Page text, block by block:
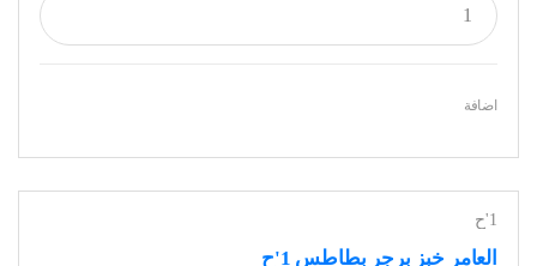
اضافة
1'ح
العامر خبز برجر بطاطس 1'ح